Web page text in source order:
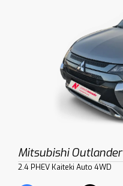
Mitsubishi Outlander
2.4 PHEV Kaiteki Auto 4WD